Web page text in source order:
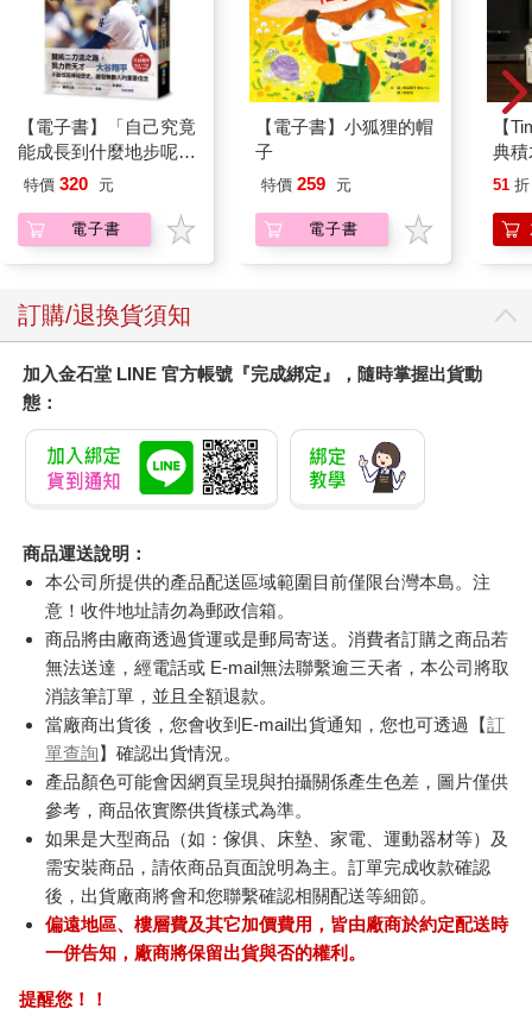
【電子書】「自己究竟
能成長到什麼地步呢？
我的答案是沒有極限」
特價 320 元
電子書
【電子書】小狐狸的帽
子
特價 259 元
電子書
【
典
51 折
訂購/退換貨須知
加入金石堂 LINE 官方帳號『完成綁定』，隨時掌握出貨動
態：
商品運送說明：
本公司所提供的產品配送區域範圍目前僅限台灣本島。注
意！收件地址請勿為郵政信箱。
商品將由廠商透過貨運或是郵局寄送。消費者訂購之商品若
無法送達，經電話或 E-mail無法聯繫逾三天者，本公司將取
消該筆訂單，並且全額退款。
當廠商出貨後，您會收到E-mail出貨通知，您也可透過【訂
單查詢】確認出貨情況。
產品顏色可能會因網頁呈現與拍攝關係產生色差，圖片僅供
參考，商品依實際供貨樣式為準。
如果是大型商品（如：傢俱、床墊、家電、運動器材等）及
需安裝商品，請依商品頁面說明為主。訂單完成收款確認
後，出貨廠商將會和您聯繫確認相關配送等細節。
偏遠地區、樓層費及其它加價費用，皆由廠商於約定配送時
一併告知，廠商將保留出貨與否的權利。
提醒您！！